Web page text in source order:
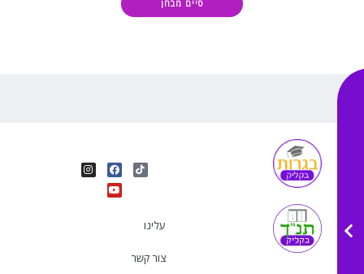
T
i
F
a
c
e
I
n
Y
o
u
t
עלינו
צור קשר